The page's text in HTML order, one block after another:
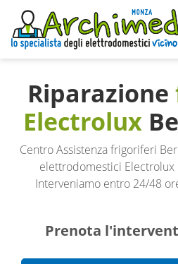
Riparazione
Electrolux
Centro Assistenza frigoriferi
elettrodomestici Electrolux
Interveniamo entro 24/48
Prenota